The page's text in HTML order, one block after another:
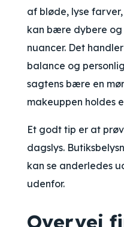
af bløde, lyse
kan bære dybere
nuancer. Det
balance og
sagtens bære en
makeuppen holdes
Et godt tip er at
dagslys.
kan se anderledes
udenfor.
Overvej